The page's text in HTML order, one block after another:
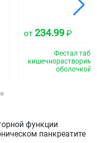
от 234.99 ₽
Фестал
оболочкой
функции
панкреатите